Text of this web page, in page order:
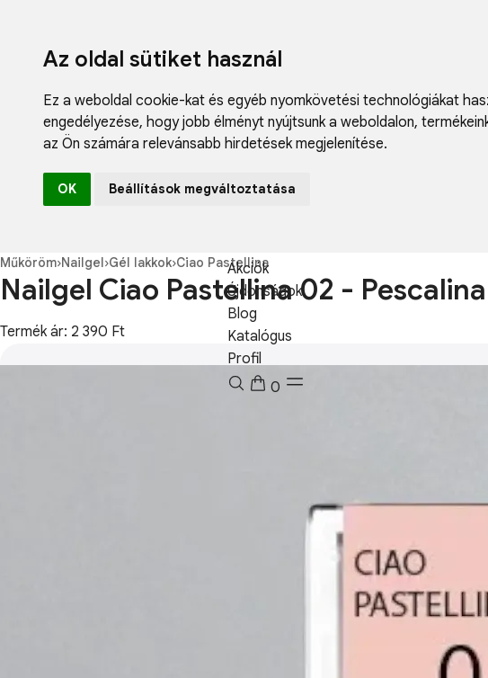
Az oldal sütiket használ
Ez a weboldal cookie-kat és egyéb nyomkövetési technológiákat
engedélyezése, hogy jobb élményt nyújtsunk a weboldalon,
az Ön számára relevánsabb hirdetések megjelenítése.
OK Beállítások megváltoztatása
Fodrászcikk
Akciók
Újdonságok
Blog
Katalógus
Profil
0
Műköröm›Nailgel›Gél lakkok›Ciao Pastellina
Nailgel Ciao Pastellina 02 -
Termék ár: 2 390 Ft